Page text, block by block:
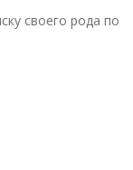
своего рода по